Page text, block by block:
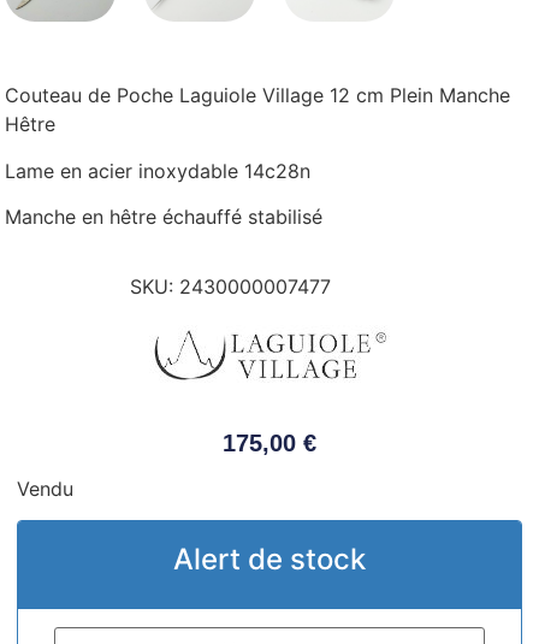
Couteau de Poche Laguiole Village 12 cm Plein Manche
Hêtre
Lame en acier inoxydable 14c28n
Manche en hêtre échauffé stabilisé
SKU: 2430000007477
175,00 €
Vendu
Alert de stock